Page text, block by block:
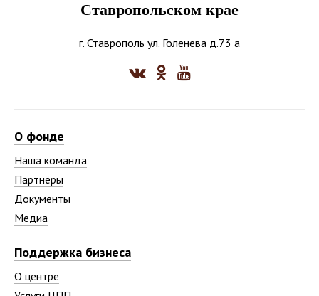
Ставропольском крае
г. Ставрополь ул. Голенева д.73 а
О фонде
Наша команда
Партнёры
Документы
Медиа
Поддержка бизнеса
О центре